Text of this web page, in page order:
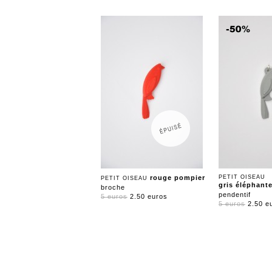
PETIT OISEAU rouge pompier
broche
5 euros 2.50 euros
PETIT OISEAU
gris
pendentif
5 euros 2.50